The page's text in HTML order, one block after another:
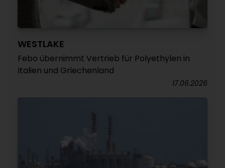
WESTLAKE
Febo übernimmt Vertrieb für Polyethylen in
Italien und Griechenland
17.06.2026